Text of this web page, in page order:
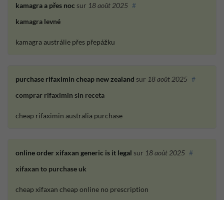
kamagra a přes noc sur 18 août 2025 #
kamagra levné
kamagra austrálie přes přepážku
purchase rifaximin cheap new zealand sur 18 août 2025 #
comprar rifaximin sin receta
cheap rifaximin australia purchase
online order xifaxan generic is it legal sur 18 août 2025 #
xifaxan to purchase uk
cheap xifaxan cheap online no prescription